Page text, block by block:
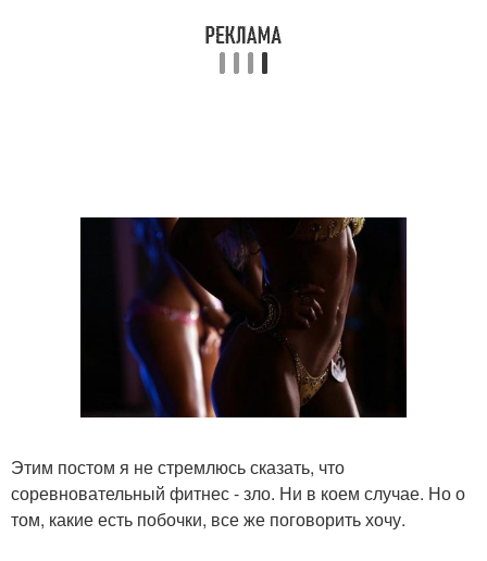
Этим постом я не стремлюсь сказать, что
соревновательный фитнес - зло. Ни в коем случае. Но о
том, какие есть побочки, все же поговорить хочу.